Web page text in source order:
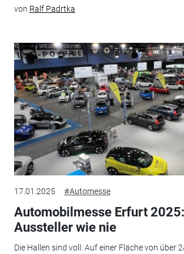
von Ralf Padrtka
17.01.2025 #Automesse
Automobilmesse Erfurt
Aussteller wie nie
Die Hallen sind voll: Auf einer Fläche von über